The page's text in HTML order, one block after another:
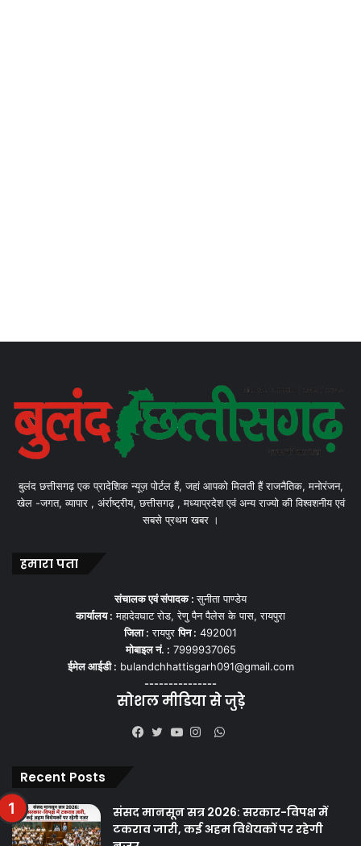
बुलंद छत्तीसगढ़ एक प्रादेशिक न्यूज़ पोर्टल हैं, जहां आपको मिलती हैं राजनैतिक, मनोरंजन,
खेल -जगत, व्यापार , अंर्राष्ट्रीय, छत्तीसगढ़ , मध्याप्रदेश एवं अन्य राज्यो की विश्वशनीय एवं
सबसे प्रथम खबर ।
हमारा पता
संचालक एवं संपादक :सुनीता पाण्डेय
कार्यालय : महादेवघाट रोड, रेणु पैन पैलेस के पास, रायपुरा
जिला : रायपुरपिन : 492001
मोबाइल नं. : 7999937065
ईमेल आईडी : bulandchhattisgarh091@gmail.com
---------------
सोशल मीडिया से जुड़े
WhatsApp
Recent Posts
संसद मानसून सत्र 2026: सरकार-विपक्ष में
टकराव जारी, कई अहम विधेयकों पर रहेगी